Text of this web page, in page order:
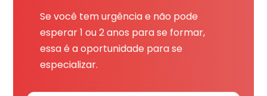
Se você tem urgência e não pode
esperar 1 ou 2 anos para se formar,
essa é a oportunidade para se
especializar.